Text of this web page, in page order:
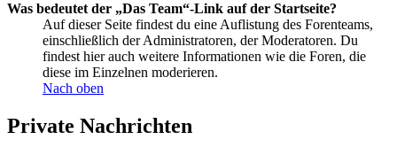
Was bedeutet der „Das Team“-Link auf der Startseite?
Auf dieser Seite findest du eine Auflistung des Forenteams,
einschließlich der Administratoren, der Moderatoren. Du
findest hier auch weitere Informationen wie die Foren, die
diese im Einzelnen moderieren.
Nach oben
Private Nachrichten